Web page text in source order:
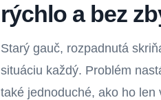
rýchlo a bez
Starý gauč, rozpadnutá
situáciu každý. Problém
také jednoduché, ako ho